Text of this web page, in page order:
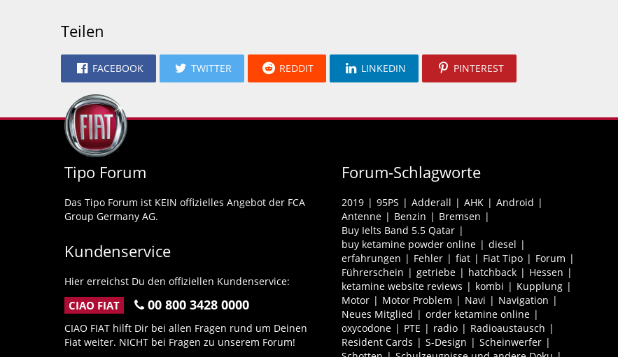
Teilen
FACEBOOK TWITTER REDDIT LINKEDIN PINTEREST
Tipo Forum
Das Tipo Forum ist KEIN offizielles Angebot der FCA
Group Germany AG.
Kundenservice
Hier erreichst Du den offiziellen Kundenservice:
CIAO FIAT 00 800 3428 0000
CIAO FIAT hilft Dir bei allen Fragen rund um Deinen
Fiat weiter. NICHT bei Fragen zu unserem Forum!
Forum-Schlagworte
2019 95PS Adderall AHK
Android
Antenne
Benzin
Bremsen
Buy Ielts Band 5.5 Qatar
buy ketamine powder online
diesel
erfahrungen
Fehler fiat Fiat Tipo
Forum
Führerschein
getriebe hatchback
Hessen
ketamine website reviews
kombi
Kupplung
Motor
Motor Problem Navi
Navigation
Neues Mitglied
order ketamine online
oxycodone
PTE radio
Radioaustausch
Resident Cards
S-Design
Scheinwerfer